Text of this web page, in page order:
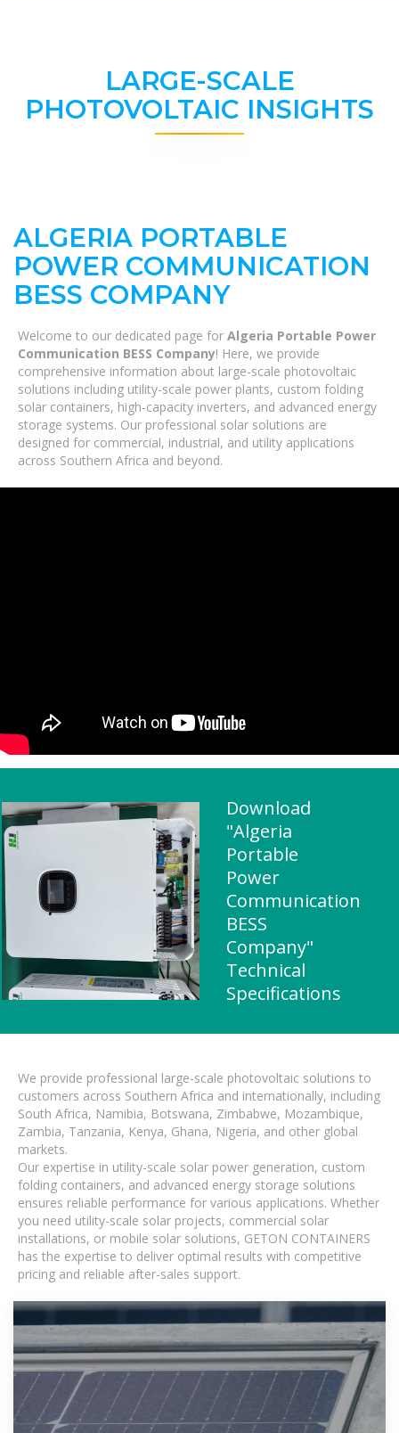
LARGE-SCALE
PHOTOVOLTAIC INSIGHTS
ALGERIA PORTABLE
POWER COMMUNICATION
BESS COMPANY
Welcome to our dedicated page for Algeria Portable Power
Communication BESS Company! Here, we provide
comprehensive information about large-scale photovoltaic
solutions including utility-scale power plants, custom folding
solar containers, high-capacity inverters, and advanced energy
storage systems. Our professional solar solutions are
designed for commercial, industrial, and utility applications
across Southern Africa and beyond.
Download
"Algeria
Portable
Power
Communication
BESS
Company"
Technical
Specifications
We provide professional large-scale photovoltaic solutions to
customers across Southern Africa and internationally, including
South Africa, Namibia, Botswana, Zimbabwe, Mozambique,
Zambia, Tanzania, Kenya, Ghana, Nigeria, and other global
markets.
Our expertise in utility-scale solar power generation, custom
folding containers, and advanced energy storage solutions
ensures reliable performance for various applications. Whether
you need utility-scale solar projects, commercial solar
installations, or mobile solar solutions, GETON CONTAINERS
has the expertise to deliver optimal results with competitive
pricing and reliable after-sales support.